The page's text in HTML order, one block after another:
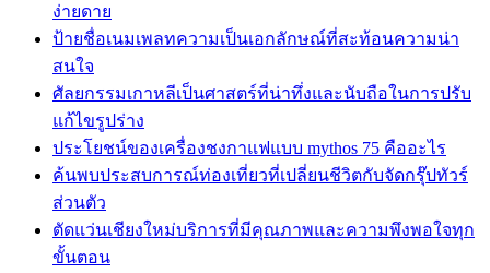
ง่ายดาย
ป้ายชื่อเนมเพลทความเป็นเอกลักษณ์ที่สะท้อนความน่า
สนใจ
ศัลยกรรมเกาหลีเป็นศาสตร์ที่น่าทึ่งและนับถือในการปรับ
แก้ไขรูปร่าง
ประโยชน์ของเครื่องชงกาแฟแบบ mythos 75 คืออะไร
ค้นพบประสบการณ์ท่องเที่ยวที่เปลี่ยนชีวิตกับจัดกรุ๊ปทัวร์
ส่วนตัว
ตัดแว่นเชียงใหม่บริการที่มีคุณภาพและความพึงพอใจทุก
ขั้นตอน